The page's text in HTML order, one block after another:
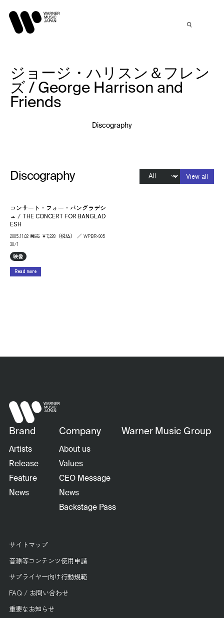
ジョージ・ハリスン＆フレン
ズ / George Harrison and
Friends
Discography
Discography View all
コンサート・フォー・バングラデシ
ュ / THE CONCERT FOR BANGLAD
ESH
2005.11.02 発売 ￥7,228（税込） ／ WPBR-905
30/1
映像
Read more
Brand
Artists
Release
Feature
News
Company
About us
Values
CEO Message
News
Backstage Pass
Warner Music Group
サイトマップ
音源等コンテンツ使用申請
サプライヤー向け行動規範
FAQ / お問い合わせ
重要なお知らせ